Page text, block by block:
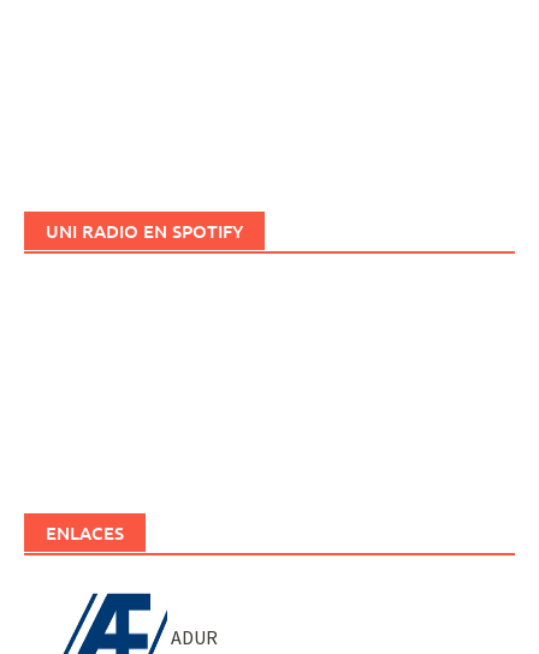
UNI RADIO EN SPOTIFY
ENLACES
ADUR